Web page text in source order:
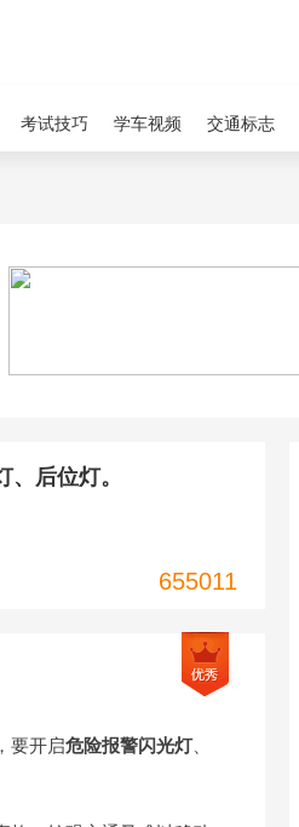
考试技巧 学车视频 交通标志
后位灯。
655011
要开启危险报警闪光灯、